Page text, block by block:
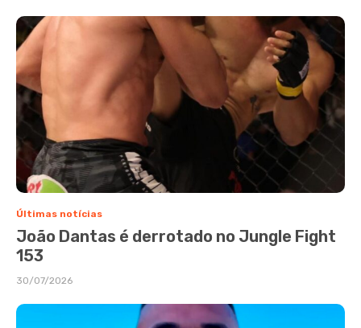
Últimas notícias
João Dantas é derrotado no Jungle Fight
153
30/07/2026